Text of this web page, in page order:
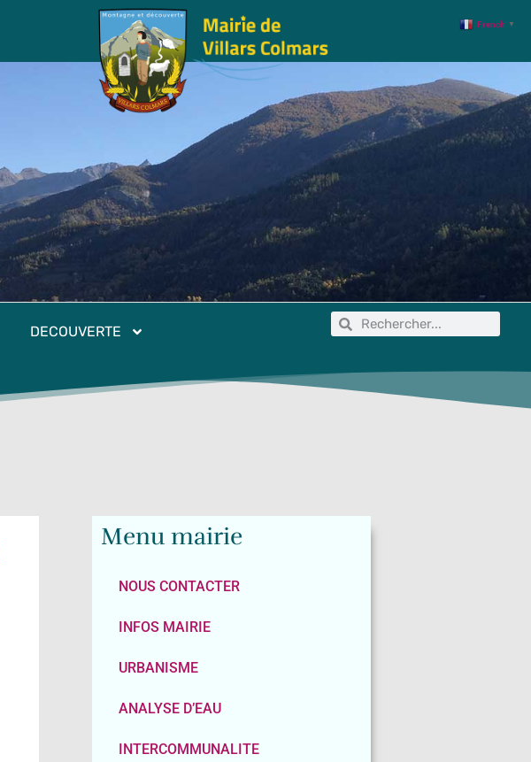
DECOUVERTE
Menu mairie
NOUS CONTACTER
INFOS MAIRIE
URBANISME
ANALYSE D’EAU
INTERCOMMUNALITE
French ▼